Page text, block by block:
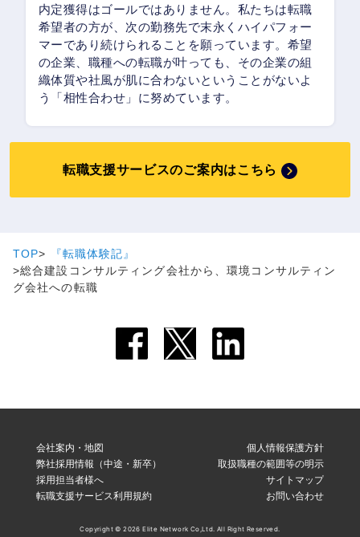
内定獲得はゴールではありません。私たちは転職
希望者の方が、次の勤務先で末永くハイパフォー
マーであり続けられることを願っています。希望
の企業、職種への転職が叶っても、その企業の組
織体質や社風が肌に合わないということがないよ
う「相性合わせ」に努めています。
転職支援サービスのご案内はこちら
TOP
『転職体験記』
総合建設コンサルティング会社から、環境コンサルティン
グ会社への転職
会社案内・地図
弊社採用情報（中途・新卒）
採用担当者様へ
転職支援サービス利用規約
個人情報保護方針
取扱職種の範囲等の明示
サイトマップ
お問い合わせ
Copyright © 2026 Elite Network Co,Ltd. All Right Reserved.